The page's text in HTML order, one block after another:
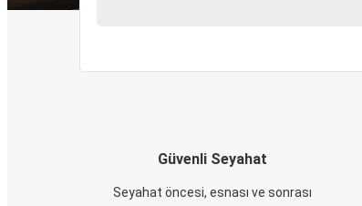
Güvenli Seyahat
Seyahat öncesi, esnası ve sonrası